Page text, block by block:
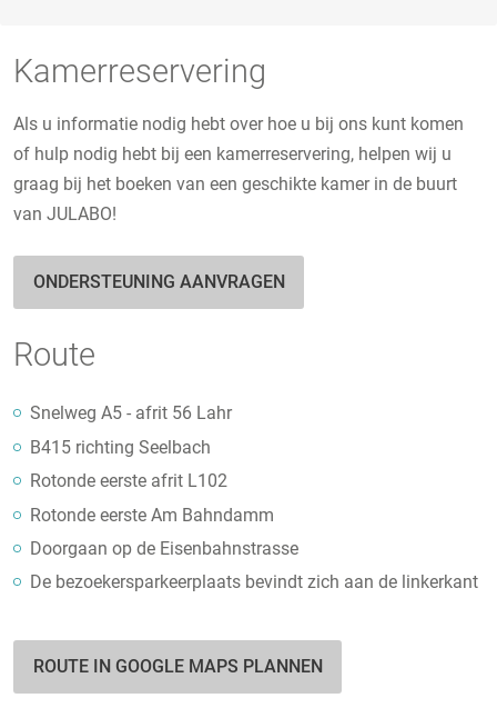
Kamerreservering
Als u informatie nodig hebt over hoe u bij ons kunt komen
of hulp nodig hebt bij een kamerreservering, helpen wij u
graag bij het boeken van een geschikte kamer in de buurt
van JULABO!
ONDERSTEUNING AANVRAGEN
Route
Snelweg A5 - afrit 56 Lahr
B415 richting Seelbach
Rotonde eerste afrit L102
Rotonde eerste Am Bahndamm
Doorgaan op de Eisenbahnstrasse
De bezoekersparkeerplaats bevindt zich aan de linkerkant
ROUTE IN GOOGLE MAPS PLANNEN